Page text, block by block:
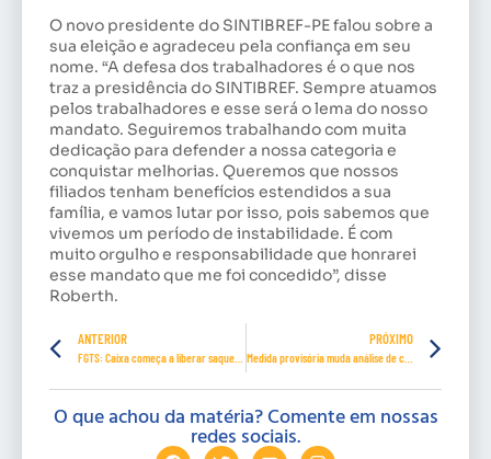
O novo presidente do SINTIBREF-PE falou sobre a
sua eleição e agradeceu pela confiança em seu
nome. “A defesa dos trabalhadores é o que nos
traz a presidência do SINTIBREF. Sempre atuamos
pelos trabalhadores e esse será o lema do nosso
mandato. Seguiremos trabalhando com muita
dedicação para defender a nossa categoria e
conquistar melhorias. Queremos que nossos
filiados tenham benefícios estendidos a sua
família, e vamos lutar por isso, pois sabemos que
vivemos um período de instabilidade. É com
muito orgulho e responsabilidade que honrarei
esse mandato que me foi concedido”, disse
Roberth.
ANTERIOR PRÓXIMO
Medida provisória muda análise de concessão de benefícios pelo INSS
O que achou da matéria? Comente em nossas
redes sociais.